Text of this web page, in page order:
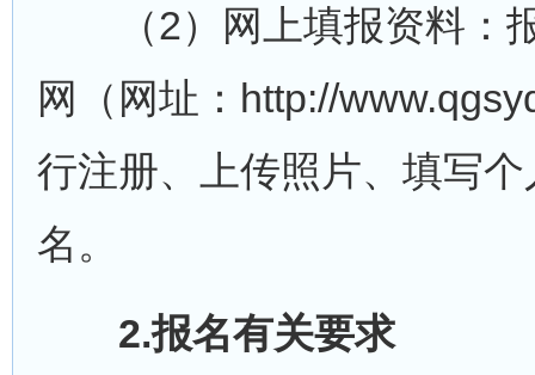
（2）网上填报资料：
网（网址：http://
行注册、上传照片、填写
名。
2.报名有关要求